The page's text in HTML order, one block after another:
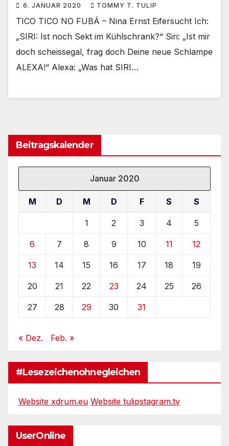
6. JANUAR 2020 TOMMY T. TULIP
TICO TICO NO FUBÁ – Nina Ernst Eifersucht Ich:
„SIRI: Ist noch Sekt im Kühlschrank?“ Siri: „Ist mir
doch scheissegal, frag doch Deine neue Schlampe
ALEXA!“ Alexa: „Was hat SIRI…
Beitragskalender
Januar 2020
M D M D F S S
1 2 3 4 5
6 7 8 9 10 11 12
13 14 15 16 17 18 19
20 21 22 23 24 25 26
27 28 29 30 31
« Dez. Feb. »
#Lesezeichenohnegleichen
Website xdrum.eu Website tulipstagram.tv
UserOnline